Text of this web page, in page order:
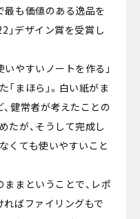
最も価値のある逸品を
」デザイン賞を受賞し
やすいノートを作る」
まほら」。白い紙がま
健常者が考えたことの
たが、そうして完成し
くても使いやすいこと
まということで、レポ
ればファイリングもで